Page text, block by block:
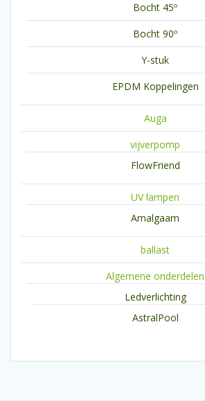
Bocht 45º
Bocht 90º
Y-stuk
EPDM Koppelingen
Auga
vijverpomp
FlowFriend
UV lampen
Amalgaam
ballast
Algemene onderdelen
Ledverlichting
AstralPool